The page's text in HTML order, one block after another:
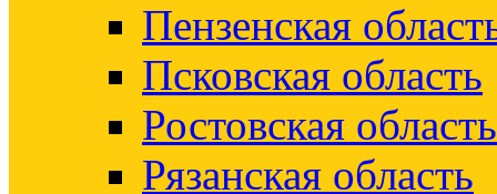
Пензенская
Псковская область
Ростовская область
Рязанская область